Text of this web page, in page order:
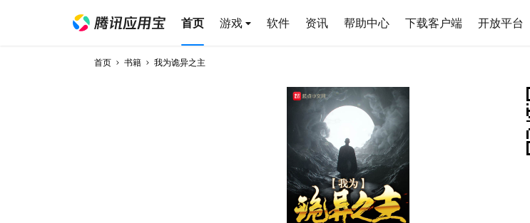
首页 游戏 软件 资讯 帮助中心 下载客户端 开放平台
首页 书籍 我为诡异之主